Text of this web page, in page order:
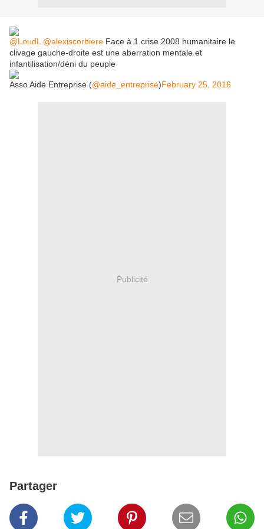
@LoudL @alexiscorbiere Face à 1 crise 2008 humanitaire le
clivage gauche-droite est une aberration mentale et
infantilisation/déni du peuple
Asso Aide Entreprise (@aide_entreprise)February 25, 2016
Publicité
Partager